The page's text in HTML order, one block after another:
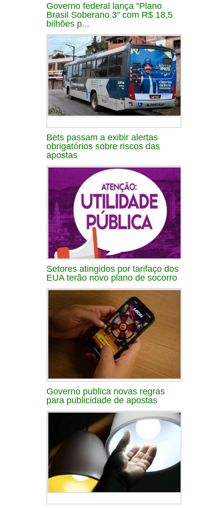
Governo federal lança "Plano
Brasil Soberano 3" com R$ 18,5
bilhões p...
Bets passam a exibir alertas
obrigatórios sobre riscos das
apostas
Setores atingidos por tarifaço dos
EUA terão novo plano de socorro
Governo publica novas regras
para publicidade de apostas